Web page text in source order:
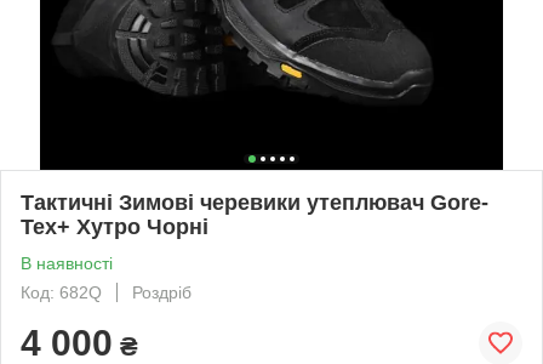
Тактичні Зимові черевики утеплювач Gore-
Tex+ Хутро Чорні
В наявності
Код: 682Q
Роздріб
4 000 ₴